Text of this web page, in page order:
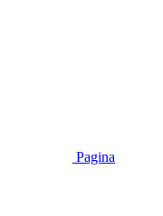
Pagina